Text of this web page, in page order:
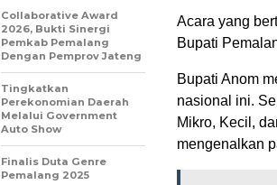
Acara yang
Bupati
Bupati Anom
nasional ini.
Mikro, Kecil,
mengenalkan
Collaborative Award
2026, Bukti Sinergi
Pemkab Pemalang
Dengan Pemprov Jateng
Tingkatkan
Perekonomian Daerah
Melalui Government
Auto Show
Finalis Duta Genre
Pemalang 2025